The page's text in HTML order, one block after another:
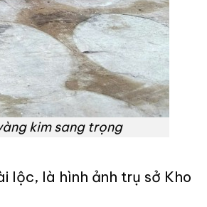
kim sang trọng
lộc, là hình ảnh trụ sở Kho